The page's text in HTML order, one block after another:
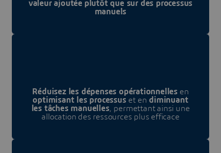
valeur ajoutée plutôt que sur des processus
manuels
Réduisez les dépenses opérationnelles en
optimisant les processus et en diminuant
les tâches manuelles, permettant ainsi une
allocation des ressources plus efficace